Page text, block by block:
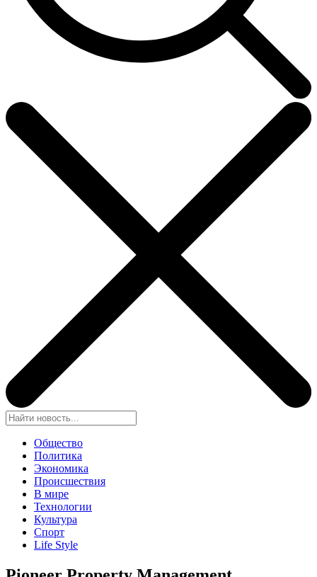
Общество
Политика
Экономика
Происшествия
В мире
Технологии
Культура
Спорт
Life Style